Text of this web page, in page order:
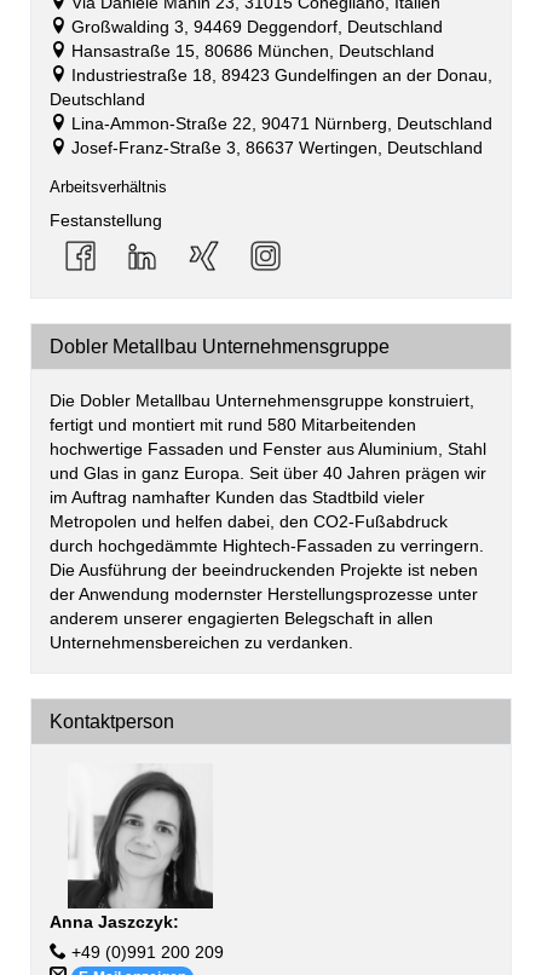
Großwalding 3, 94469 Deggendorf, Deutschland
Hansastraße 15, 80686 München, Deutschland
Industriestraße 18, 89423 Gundelfingen an der Donau,
Deutschland
Lina-Ammon-Straße 22, 90471 Nürnberg, Deutschland
Josef-Franz-Straße 3, 86637 Wertingen, Deutschland
Arbeitsverhältnis
Festanstellung
Dobler Metallbau Unternehmensgruppe
Die Dobler Metallbau Unternehmensgruppe konstruiert,
fertigt und montiert mit rund 580 Mitarbeitenden
hochwertige Fassaden und Fenster aus Aluminium, Stahl
und Glas in ganz Europa. Seit über 40 Jahren prägen wir
im Auftrag namhafter Kunden das Stadtbild vieler
Metropolen und helfen dabei, den CO2-Fußabdruck
durch hochgedämmte Hightech-Fassaden zu verringern.
Die Ausführung der beeindruckenden Projekte ist neben
der Anwendung modernster Herstellungsprozesse unter
anderem unserer engagierten Belegschaft in allen
Unternehmensbereichen zu verdanken.
Kontaktperson
Anna Jaszczyk:
+49 (0)991 200 209